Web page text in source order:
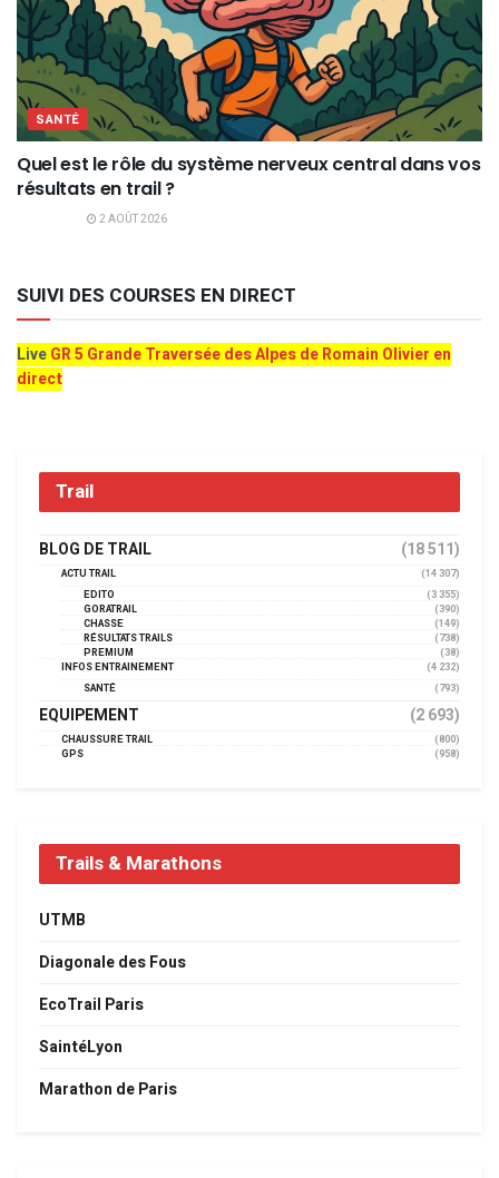
SANTÉ
Quel est le rôle du système nerveux central dans vos
résultats en trail ?
2 AOÛT 2026
SUIVI DES COURSES EN DIRECT
LiveGR 5 Grande Traversée des Alpes de Romain Olivier en
direct
Trail
BLOG DE TRAIL (18 511)
ACTU TRAIL
(14 307)
EDITO
(3 355)
GORATRAIL
(390)
CHASSE
(149)
RÉSULTATS TRAILS
(738)
PREMIUM
(38)
INFOS ENTRAINEMENT
(4 232)
SANTÉ
(793)
EQUIPEMENT (2 693)
CHAUSSURE TRAIL
(800)
GPS
(958)
Trails & Marathons
UTMB
Diagonale des Fous
EcoTrail Paris
SaintéLyon
Marathon de Paris